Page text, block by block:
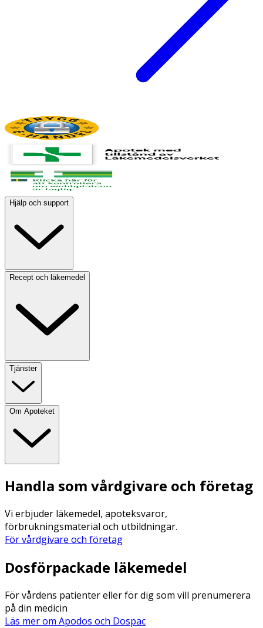
Hjälp och support
Recept och läkemedel
Tjänster
Om Apoteket
Handla som vårdgivare och företag
Vi erbjuder läkemedel, apoteksvaror,
förbrukningsmaterial och utbildningar.
För vårdgivare och företag
Dosförpackade läkemedel
För vårdens patienter eller för dig som vill prenumerera
på din medicin
Läs mer om Apodos och Dospac